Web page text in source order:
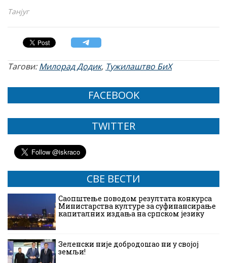
Танјуг
Тагови:Милорад Додик, Тужилаштво БиХ
FACEBOOK
TWITTER
СВЕ ВЕСТИ
Саопштење поводом резултата конкурса
Министарства културе за суфинансирање
капиталних издања на српском језику
Зеленски није добродошао ни у својој
земљи!